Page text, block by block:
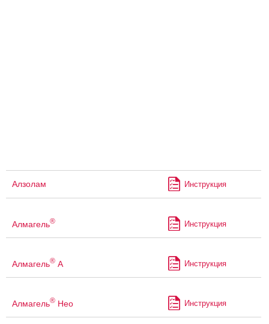
Алзолам Инструкция
Алмагель® Инструкция
Алмагель® А Инструкция
Алмагель® Нео Инструкция